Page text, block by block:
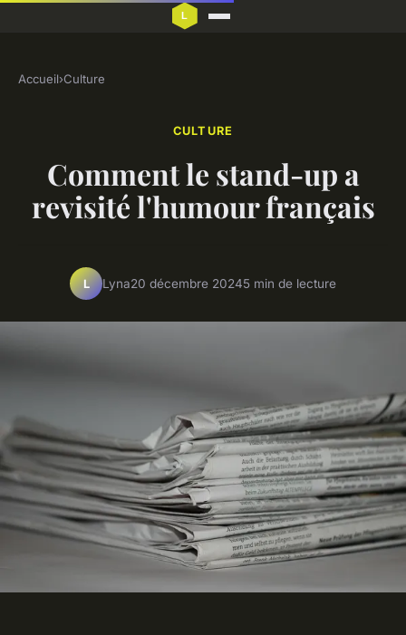
Accueil›Culture
CULTURE
Comment le stand-up a
revisité l'humour français
L Lyna20 décembre 20245 min de lecture